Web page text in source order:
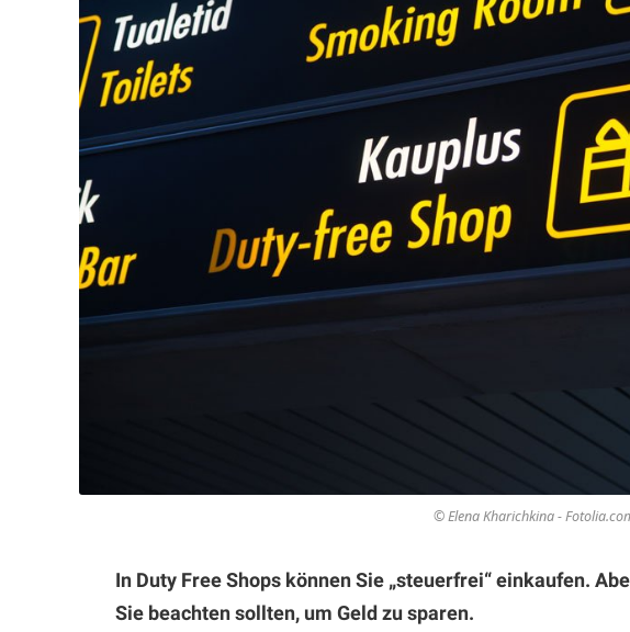
© Elena Kharichkina -
In Duty Free Shops können Sie „steuerfrei“ einkaufen.
Sie beachten sollten, um Geld zu sparen.